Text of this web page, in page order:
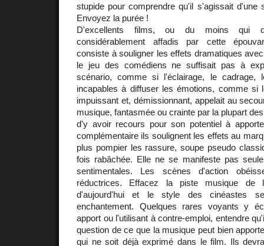
stupide pour comprendre qu'il s'agissait d'une
Envoyez la purée !
D'excellents films, ou du moins qui
considérablement affadis par cette
consiste à souligner les effets dramatiques
le jeu des comédiens ne suffisait pas à
scénario, comme si l'éclairage, le cadrage,
incapables à diffuser les émotions, comme si
impuissant et, démissionnant, appelait au
musique, fantasmée ou crainte par la plupart
d'y avoir recours pour son potentiel à
complémentaire ils soulignent les effets au
plus pompier les rassure, soupe pseudo
fois rabâchée. Elle ne se manifeste pas
sentimentales. Les scènes d'action
réductrices. Effacez la piste musique de
d'aujourd'hui et le style des cinéastes
enchantement. Quelques rares voyants y
apport ou l'utilisant à contre-emploi, entendre
question de ce que la musique peut bien
qui ne soit déjà exprimé dans le film. Ils